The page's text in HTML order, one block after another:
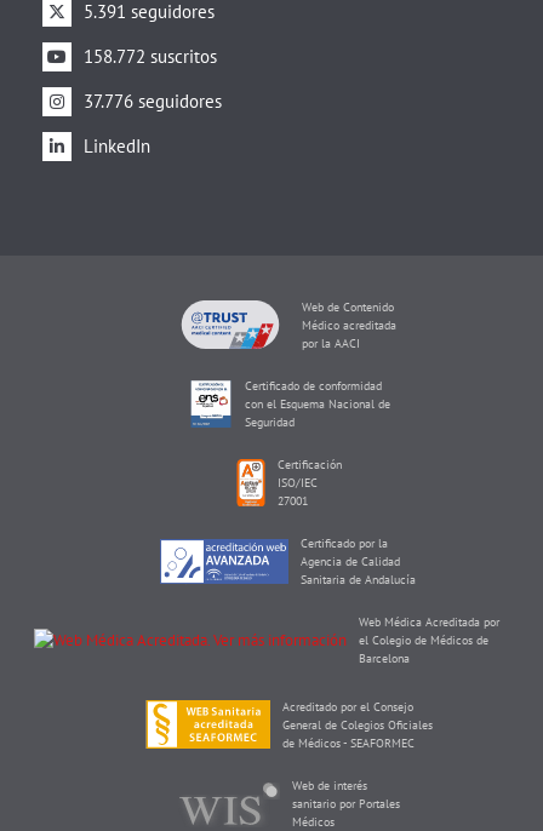
5.391 seguidores
158.772 suscritos
37.776 seguidores
LinkedIn
Web de Contenido
Médico acreditada
por la AACI
Certificado de conformidad
con el Esquema Nacional de
Seguridad
Certificación
ISO/IEC
27001
Certificado por la
Agencia de Calidad
Sanitaria de Andalucía
Web Médica Acreditada por
el Colegio de Médicos de
Barcelona
Acreditado por el Consejo
General de Colegios Oficiales
de Médicos - SEAFORMEC
Web de interés
sanitario por Portales
Médicos